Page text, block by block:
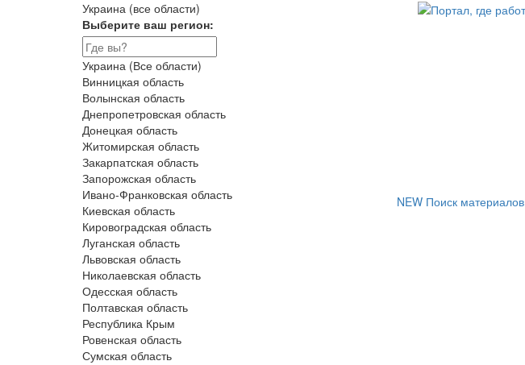
Украина (все области)
Выберите ваш регион:
Украина (Все области)
Винницкая область
Волынская область
Днепропетровская область
Донецкая область
Житомирская область
Закарпатская область
Запорожская область
Ивано-Франковская область
Киевская область
Кировоградская область
Луганская область
Львовская область
Николаевская область
Одесская область
Полтавская область
Республика Крым
Ровенская область
Сумская область
NEW Поиск материалов